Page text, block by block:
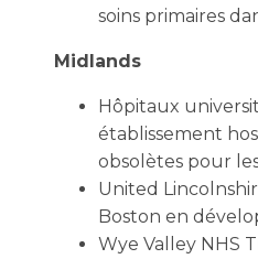
soins primaires
Midlands
Hôpitaux
établissement
obsolètes pour
United
Boston en
Wye Valley NHS